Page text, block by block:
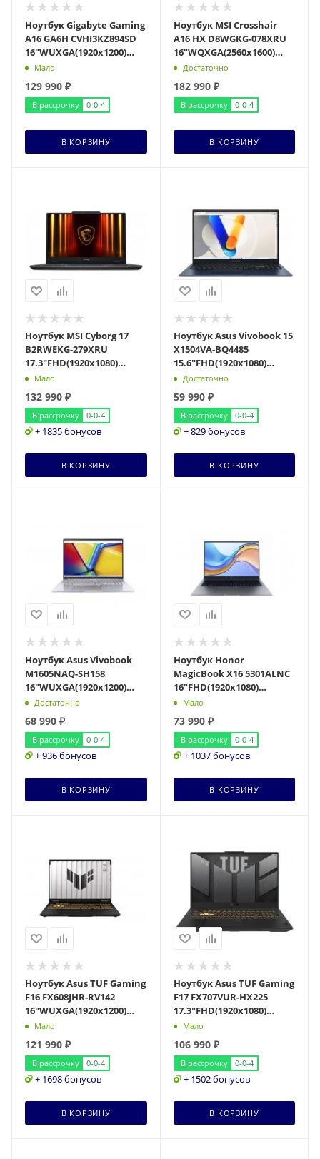
Ноутбук Gigabyte Gaming
A16 GA6H CVHI3KZ894SD
16"WUXGA(1920x1200)
IPS/Core i7-13620H
Мало
129 990 ₽
В рассрочку 0-0-4
В КОРЗИНУ
Ноутбук MSI Crosshair
A16 HX D8WGKG-078XRU
16"WQXGA(2560x1600)
IPS/Ryzen 7 8840HX
Достаточно
182 990₽
В рассрочку 0-0-4
В КОРЗИНУ
Ноутбук MSI Cyborg 17
B2RWEKG-279XRU
17.3"FHD(1920x1080)
IPS/Core 7 240H
10с/16Gb/1Tb SSD/RTX
5050 8
Мало
132 990 ₽
В рассрочку 0-0-4
+ 1835 бонусов
В КОРЗИНУ
Ноутбук Asus Vivobook 15
X1504VA-BQ4485
15.6"FHD(1920x1080)
IPS/Core 5 120U
10c/16Gb/512Gb SSD/Intel
Достаточно
59 990₽
В рассрочку 0-0-4
+ 829 бонусов
В КОРЗИНУ
Ноутбук Asus Vivobook
M1605NAQ-SH158
16"WUXGA(1920x1200)
OLED/Ryzen 7 170
Rade
Достаточно
68 990 ₽
В рассрочку 0-0-4
+ 936 бонусов
В КОРЗИНУ
Ноутбук Honor
MagicBook X16 5301ALNС
16"FHD(1920x1080)
IPS/Core i7-13620H
UHD
Мало
73 990₽
В рассрочку 0-0-4
+ 1037 бонусов
В КОРЗИНУ
Ноутбук Asus TUF Gaming
F16 FX608JHR-RV142
16"WUXGA(1920x1200)
IPS/Core i5-14450HX
10c/16Gb/512Gb SS
Мало
121 990 ₽
В рассрочку 0-0-4
+ 1698 бонусов
В КОРЗИНУ
Ноутбук Asus TUF Gaming
F17 FX707VUR-HX225
17.3"FHD(1920x1080)
IPS/Core 5 210H
8с/16Gb/512Gb SSD/RTX
Мало
106 990₽
В рассрочку 0-0-4
+ 1502 бонусов
В КОРЗИНУ